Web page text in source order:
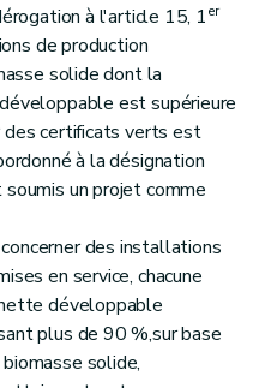
à l'article 15, 1er
de production
solide dont la
est supérieure
certificats verts est
à la désignation
un projet comme
des installations
en service, chacune
développable
plus de 90 %,sur base
solide,